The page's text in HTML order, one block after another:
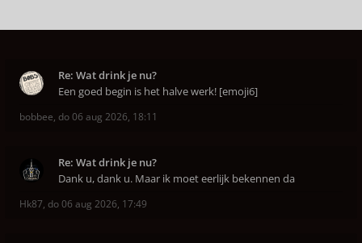
Re: Wat drink je nu?
Een goed begin is het halve werk! [emoji6]
bobbee, do 06 aug 2026, 18:11
Re: Wat drink je nu?
Dank u, dank u. Maar ik moet eerlijk bekennen da
Hk87, do 06 aug 2026, 17:49